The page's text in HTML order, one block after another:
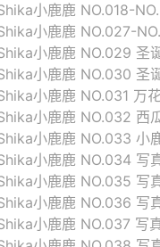
小鹿鹿 NO.018-
小鹿鹿 NO.027-
小鹿鹿 NO.029 圣
小鹿鹿 NO.030 圣
小鹿鹿 NO.031 万
小鹿鹿 NO.032 西
小鹿鹿 NO.033 小
小鹿鹿 NO.034 写
小鹿鹿 NO.035 写
小鹿鹿 NO.036 写
小鹿鹿 NO.037 写